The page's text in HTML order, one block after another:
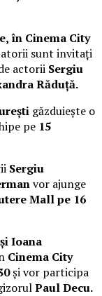
în Cinema City
sunt invitați
actorii Sergiu
Răduță.
găzduiește o
pe 15
Sergiu
vor ajunge
Mall pe 16
Ioana
Cinema City
și vor participa
Paul Decu.